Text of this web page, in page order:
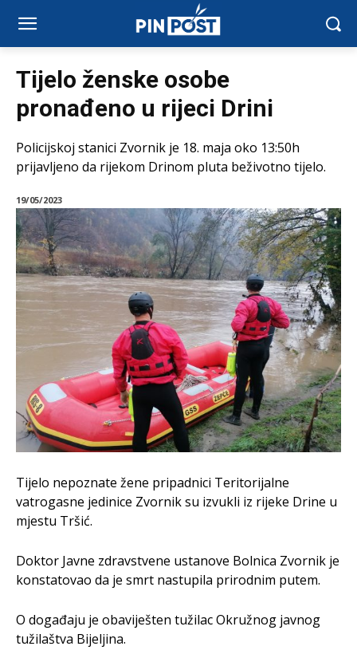
Tijelo ženske osobe
pronađeno u rijeci Drini
Policijskoj stanici Zvornik je 18. maja oko 13:50h
prijavljeno da rijekom Drinom pluta beživotno tijelo.
19/05/2023
Tijelo nepoznate žene pripadnici Teritorijalne
vatrogasne jedinice Zvornik su izvukli iz rijeke Drine u
mjestu Tršić.
Doktor Javne zdravstvene ustanove Bolnica Zvornik je
konstatovao da je smrt nastupila prirodnim putem.
O događaju je obaviješten tužilac Okružnog javnog
tužilaštva Bijeljina.